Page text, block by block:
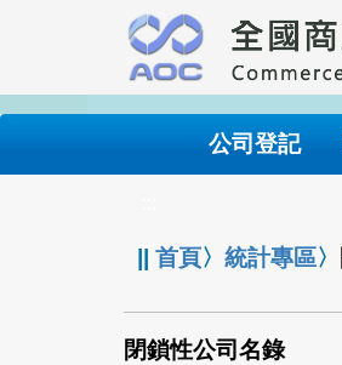
要
內
公司登記
||首頁〉統計專區〉
閉鎖性公司名錄